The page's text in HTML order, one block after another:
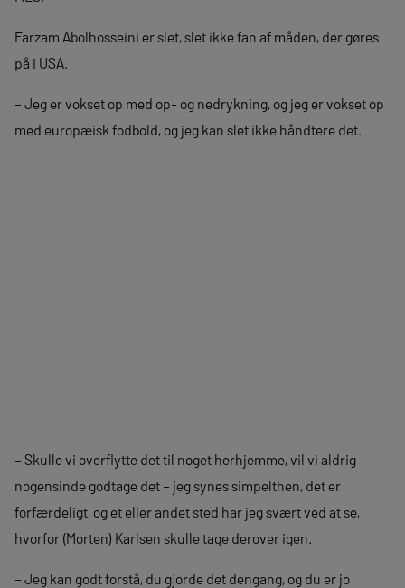
Farzam Abolhosseini er slet, slet ikke fan af måden, der gøres
på i USA.
– Jeg er vokset op med op- og nedrykning, og jeg er vokset op
med europæisk fodbold, og jeg kan slet ikke håndtere det.
– Skulle vi overflytte det til noget herhjemme, vil vi aldrig
nogensinde godtage det – jeg synes simpelthen, det er
forfærdeligt, og et eller andet sted har jeg svært ved at se,
hvorfor (Morten) Karlsen skulle tage derover igen.
– Jeg kan godt forstå, du gjorde det dengang, og du er jo